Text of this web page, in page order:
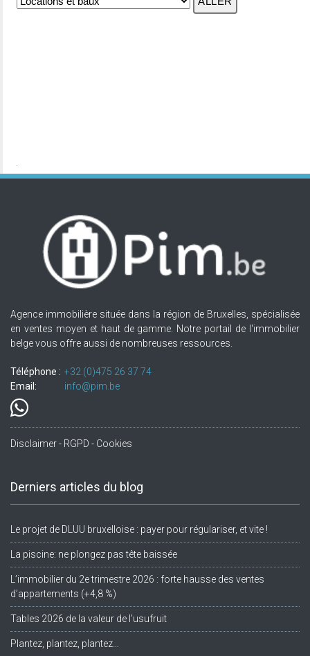
Agence immobilière située dans la région de Bruxelles, spécialisée
en ventes moyen et haut de gamme. Notre portail de l'immobilier
belge vous offre aussi de nombreuses ressources.
Téléphone : +32.(0)475 26 37 74
Email:
info@pim.be
Disclaimer - RGPD - Cookies
Derniers articles du blog
Le projet de DLUU bruxelloise : payer pour régulariser, et vite !
La piscine: ne plongez pas tête baissée
L’immobilier du 2e trimestre 2026 : forte hausse des ventes
d’appartements (+4,8 %)
Tables 2026 de la valeur de l’usufruit
Plantez, plantez, plantez…